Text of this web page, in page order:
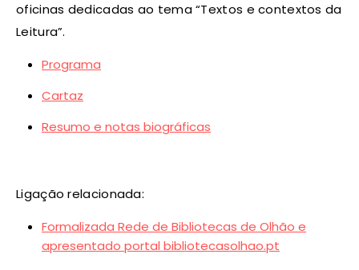
oficinas dedicadas ao tema “Textos e contextos da
Leitura”.
Programa
Cartaz
Resumo e notas biográficas
Ligação relacionada:
Formalizada Rede de Bibliotecas de Olhão e
apresentado portal bibliotecasolhao.pt